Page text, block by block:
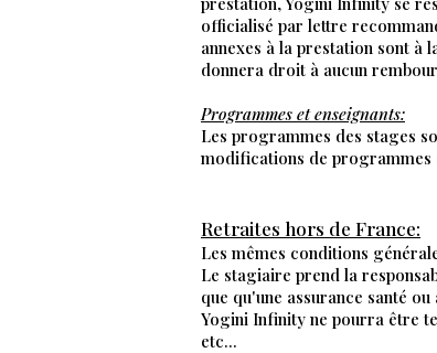
officialisé par lettre
annexes à la prestation sont à
donnera droit à aucun
Programmes et enseignants:
Les programmes des stages
modifications de programmes
Retraites hors de France:
Les mêmes conditions
Le stagiaire prend la
que qu'une assurance santé ou
Yogini Infinity ne pourra être
etc...